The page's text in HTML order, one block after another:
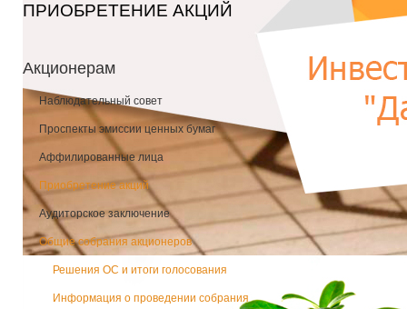
ПРИОБРЕТЕНИЕ АКЦИЙ
Акционерам
Наблюдательный совет
Проспекты эмиссии ценных бумаг
Аффилированные лица
Приобретение акций
Аудиторское заключение
Общие собрания акционеров
Решения ОС и итоги голосования
Информация о проведении собрания